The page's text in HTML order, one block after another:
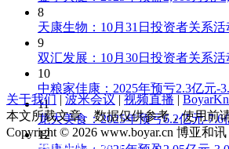
8
天康生物：10月31日投资者关系
9
双汇发展：10月30日投资者关系活
10
中粮家佳康：2025年预亏2.3亿元-
11
龙大美食：2025年预亏6.2亿元-7.6
12
关于我们 | 波米会议 | 视频直播 |
本文所载文章、数据仅供参考，使用前
Copyright © 2026 www.boyar.cn 博亚和讯